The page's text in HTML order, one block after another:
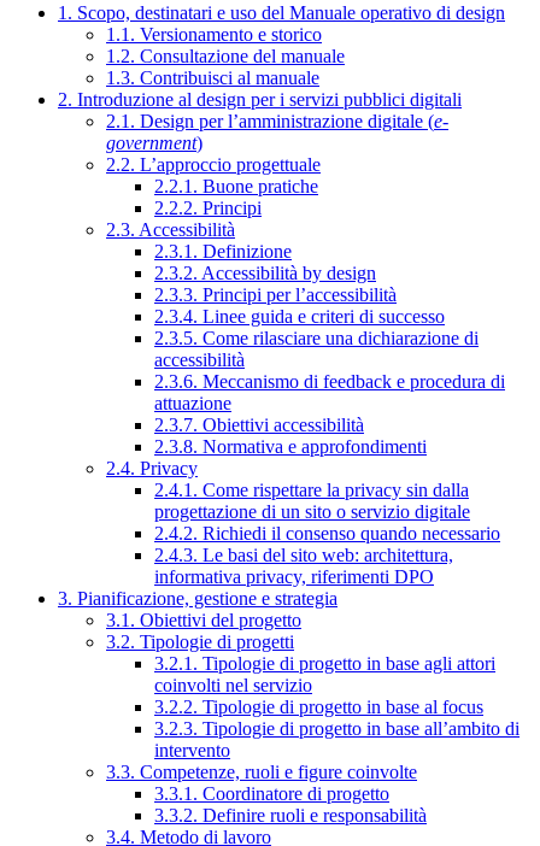
1. Scopo, destinatari e uso del Manuale operativo di design
1.1. Versionamento e storico
1.2. Consultazione del manuale
1.3. Contribuisci al manuale
2. Introduzione al design per i servizi pubblici digitali
2.1. Design per l’amministrazione digitale (e-
government)
2.2. L’approccio progettuale
2.2.1. Buone pratiche
2.2.2. Principi
2.3. Accessibilità
2.3.1. Definizione
2.3.2. Accessibilità by design
2.3.3. Principi per l’accessibilità
2.3.4. Linee guida e criteri di successo
2.3.5. Come rilasciare una dichiarazione di
accessibilità
2.3.6. Meccanismo di feedback e procedura di
attuazione
2.3.7. Obiettivi accessibilità
2.3.8. Normativa e approfondimenti
2.4. Privacy
2.4.1. Come rispettare la privacy sin dalla
progettazione di un sito o servizio digitale
2.4.2. Richiedi il consenso quando necessario
2.4.3. Le basi del sito web: architettura,
informativa privacy, riferimenti DPO
3. Pianificazione, gestione e strategia
3.1. Obiettivi del progetto
3.2. Tipologie di progetti
3.2.1. Tipologie di progetto in base agli attori
coinvolti nel servizio
3.2.2. Tipologie di progetto in base al focus
3.2.3. Tipologie di progetto in base all’ambito di
intervento
3.3. Competenze, ruoli e figure coinvolte
3.3.1. Coordinatore di progetto
3.3.2. Definire ruoli e responsabilità
3.4. Metodo di lavoro